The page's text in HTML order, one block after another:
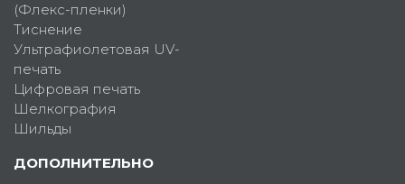
(Флекс-пленки)
Тиснение
Ультрафиолетовая UV-
печать
Цифровая печать
Шелкография
Шильды
ДОПОЛНИТЕЛЬНО